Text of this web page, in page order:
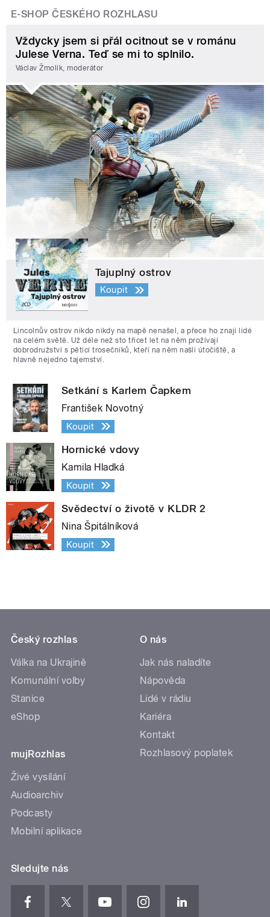
E-SHOP ČESKÉHO ROZHLASU
Vždycky jsem si přál ocitnout se v románu
Julese Verna. Teď se mi to splnilo.
Václav Žmolík, moderátor
Tajuplný ostrov
Koupit
Lincolnův ostrov nikdo nikdy na mapě nenašel, a přece ho znají lidé
na celém světě. Už déle než sto třicet let na něm prožívají
dobrodružství s pěticí trosečníků, kteří na něm našli útočiště, a
hlavně nejedno tajemství.
Setkání s Karlem Čapkem
František Novotný
Koupit
Hornické vdovy
Kamila Hladká
Koupit
Svědectví o životě v KLDR 2
Nina Špitálníková
Koupit
Český rozhlas
Válka na Ukrajině
Komunální volby
Stanice
eShop
mujRozhlas
Živé vysílání
Audioarchiv
Podcasty
Mobilní aplikace
O nás
Jak nás naladíte
Nápověda
Lidé v rádiu
Kariéra
Kontakt
Rozhlasový poplatek
Sledujte nás